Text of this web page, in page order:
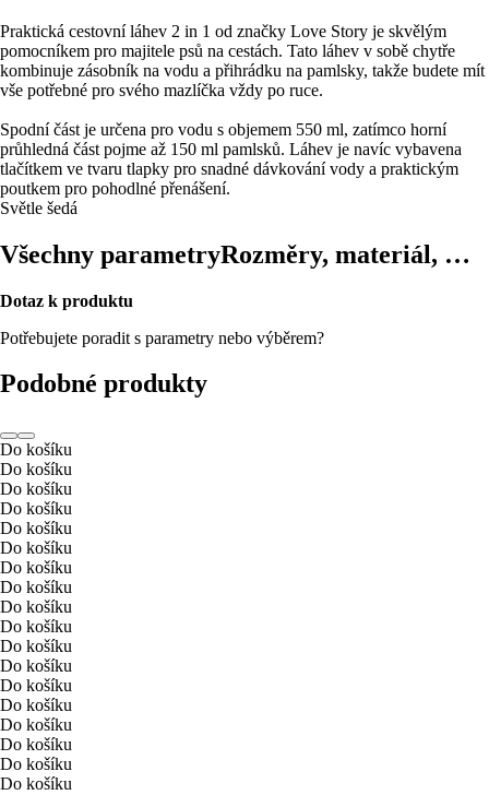
Praktická cestovní láhev 2 in 1 od značky Love Story je skvělým
pomocníkem pro majitele psů na cestách. Tato láhev v sobě chytře
kombinuje zásobník na vodu a přihrádku na pamlsky, takže budete mít
vše potřebné pro svého mazlíčka vždy po ruce.
Spodní část je určena pro vodu s objemem 550 ml, zatímco horní
průhledná část pojme až 150 ml pamlsků. Láhev je navíc vybavena
tlačítkem ve tvaru tlapky pro snadné dávkování vody a praktickým
poutkem pro pohodlné přenášení.
Světle šedá
Všechny parametryRozměry, materiál, …
Dotaz k produktu
Potřebujete poradit s parametry nebo výběrem?
Podobné produkty
Do košíku
Do košíku
Do košíku
Do košíku
Do košíku
Do košíku
Do košíku
Do košíku
Do košíku
Do košíku
Do košíku
Do košíku
Do košíku
Do košíku
Do košíku
Do košíku
Do košíku
Do košíku